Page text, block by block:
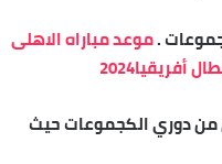
.موعد مباراه الاهلى
من دوري الكجموعات حيث